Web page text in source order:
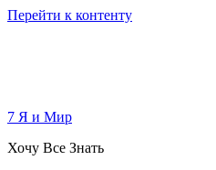
Перейти к контенту
7 Я и Мир
Хочу Все Знать